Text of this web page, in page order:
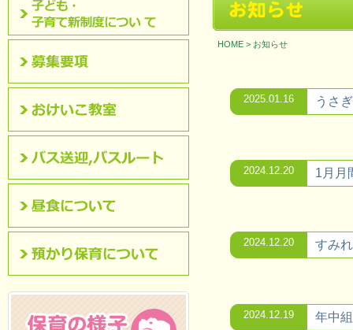
HOME> お知らせ
2025.01.16 うさ
2024.12.20 1月月
2024.12.20 すみ
2024.12.19 年中
認定こども園について
募集要項
おけいこ教室
バス送迎,バスルート
昼食について